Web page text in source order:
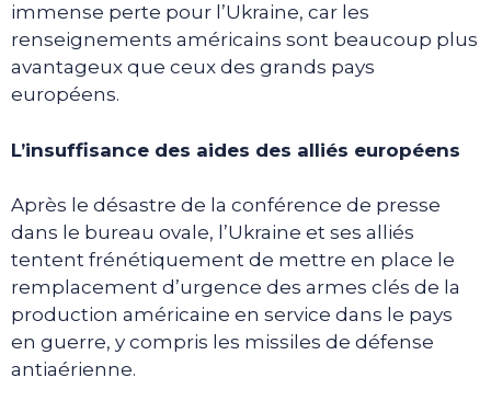
immense perte pour l’Ukraine, car les
renseignements américains sont beaucoup plus
avantageux que ceux des grands pays
européens.
L’insuffisance des aides des alliés européens
Après le désastre de la conférence de presse
dans le bureau ovale, l’Ukraine et ses alliés
tentent frénétiquement de mettre en place le
remplacement d’urgence des armes clés de la
production américaine en service dans le pays
en guerre, y compris les missiles de défense
antiaérienne.